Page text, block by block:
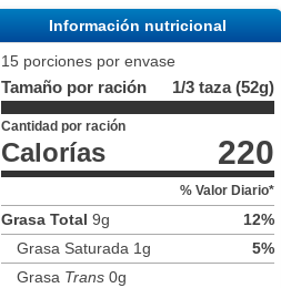
Información nutricional
15 porciones por envase
Tamaño por ración 1/3 taza (52g)
Cantidad por ración
Calorías 220
% Valor Diario*
Grasa Total 9g
12%
Grasa Saturada 1g
5%
Grasa Trans0g